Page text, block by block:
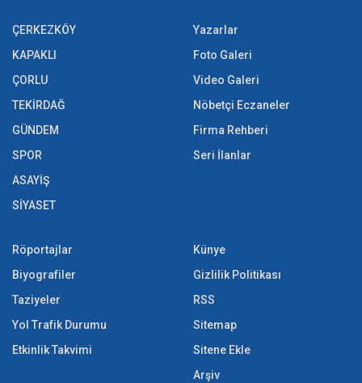
ÇERKEZKÖY
KAPAKLI
ÇORLU
TEKİRDAĞ
GÜNDEM
SPOR
ASAYİŞ
SİYASET
Yazarlar
Foto Galeri
Video Galeri
Nöbetçi Eczaneler
Firma Rehberi
Seri İlanlar
Röportajlar
Biyografiler
Taziyeler
Yol Trafik Durumu
Etkinlik Takvimi
Künye
Gizlilik Politikası
RSS
Sitemap
Sitene Ekle
Arşiv